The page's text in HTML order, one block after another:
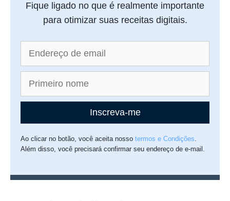
Fique ligado no que é realmente importante
para otimizar suas receitas digitais.
Inscreva-me
Ao clicar no botão, você aceita nossotermos e Condições.
Além disso, você precisará confirmar seu endereço de e-mail.